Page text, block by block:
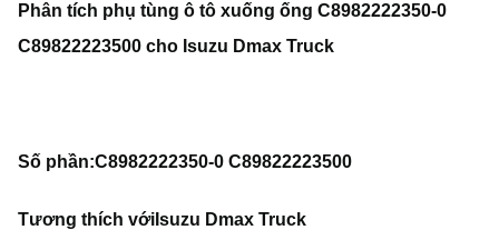
Phân tích phụ tùng ô tô xuống ống C8982222350-0
C89822223500 cho Isuzu Dmax Truck
Số phần:C8982222350-0 C89822223500
Tương thích với Isuzu Dmax Truck